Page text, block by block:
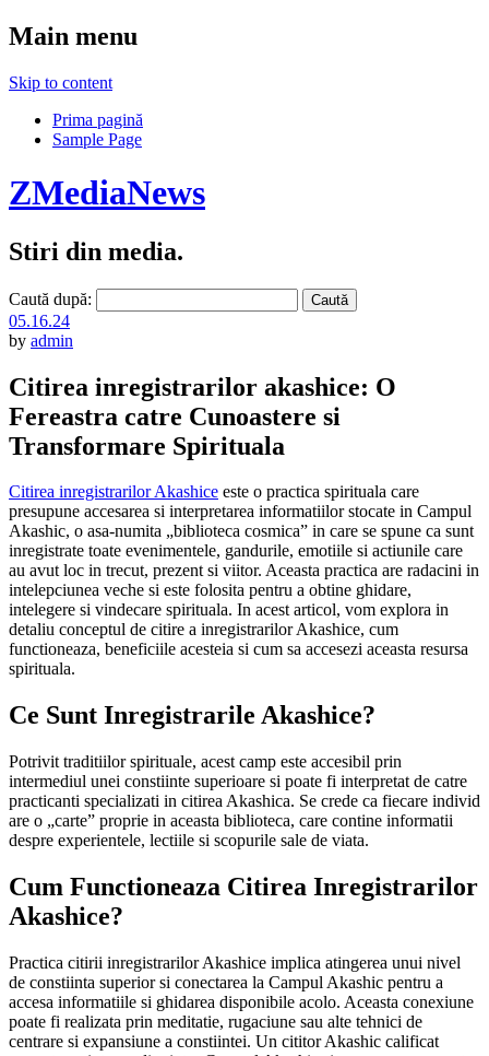
Main menu
Skip to content
Prima pagină
Sample Page
ZMediaNews
Stiri din media.
Caută după:
05.16.24
by admin
Citirea inregistrarilor akashice: O
Fereastra catre Cunoastere si
Transformare Spirituala
Citirea inregistrarilor Akashice este o practica spirituala care
presupune accesarea si interpretarea informatiilor stocate in Campul
Akashic, o asa-numita „biblioteca cosmica” in care se spune ca sunt
inregistrate toate evenimentele, gandurile, emotiile si actiunile care
au avut loc in trecut, prezent si viitor. Aceasta practica are radacini in
intelepciunea veche si este folosita pentru a obtine ghidare,
intelegere si vindecare spirituala. In acest articol, vom explora in
detaliu conceptul de citire a inregistrarilor Akashice, cum
functioneaza, beneficiile acesteia si cum sa accesezi aceasta resursa
spirituala.
Ce Sunt Inregistrarile Akashice?
Potrivit traditiilor spirituale, acest camp este accesibil prin
intermediul unei constiinte superioare si poate fi interpretat de catre
practicanti specializati in citirea Akashica. Se crede ca fiecare individ
are o „carte” proprie in aceasta biblioteca, care contine informatii
despre experientele, lectiile si scopurile sale de viata.
Cum Functioneaza Citirea Inregistrarilor
Akashice?
Practica citirii inregistrarilor Akashice implica atingerea unui nivel
de constiinta superior si conectarea la Campul Akashic pentru a
accesa informatiile si ghidarea disponibile acolo. Aceasta conexiune
poate fi realizata prin meditatie, rugaciune sau alte tehnici de
centrare si expansiune a constiintei. Un cititor Akashic calificat